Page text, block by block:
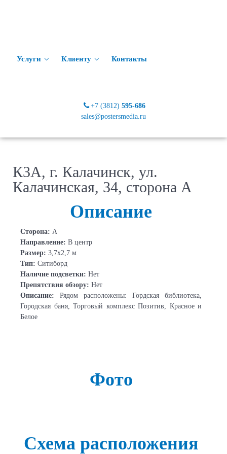
Услуги Клиенту Контакты
+7 (3812)595-686
sales@postersmedia.ru
К3А, г. Калачинск, ул.
Калачинская, 34, сторона А
Описание
Сторона: А
Направление: В центр
Размер: 3,7х2,7 м
Тип: Ситиборд
Наличие подсветки: Нет
Препятствия обзору: Нет
Описание: Рядом расположены: Гордская библиотека,
Городская баня, Торговый комплекс Позитив, Красное и
Белое
Фото
Схема расположения